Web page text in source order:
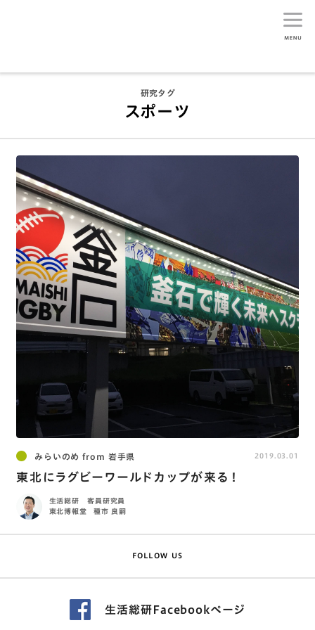
研究タグ
スポーツ
みらいのめ from 岩手県
東北にラグビーワールドカップが来る！
生活総研 客員研究員
東北博報堂
種市 良嗣
2019.03.01
FOLLOW US
生活総研Facebookページ